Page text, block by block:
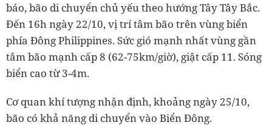
báo, bão di chuyển chủ yếu theo hướng Tây Tây Bắc.
Đến 16h ngày 22/10, vị trí tâm bão trên vùng biển
phía Đông Philippines. Sức gió mạnh nhất vùng gần
tâm bão mạnh cấp 8 (62-75km/giờ), giật cấp 11. Sóng
biển cao từ 3-4m.
Cơ quan khí tượng nhận định, khoảng ngày 25/10,
bão có khả năng di chuyển vào Biển Đông.